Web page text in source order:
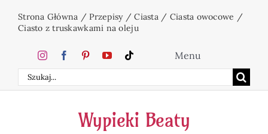
Strona Główna /Przepisy/Ciasta/ Ciasta owocowe /
Ciasto z truskawkami na oleju
Szukaj
Menu
Home
Ciasta
Wypieki Beaty